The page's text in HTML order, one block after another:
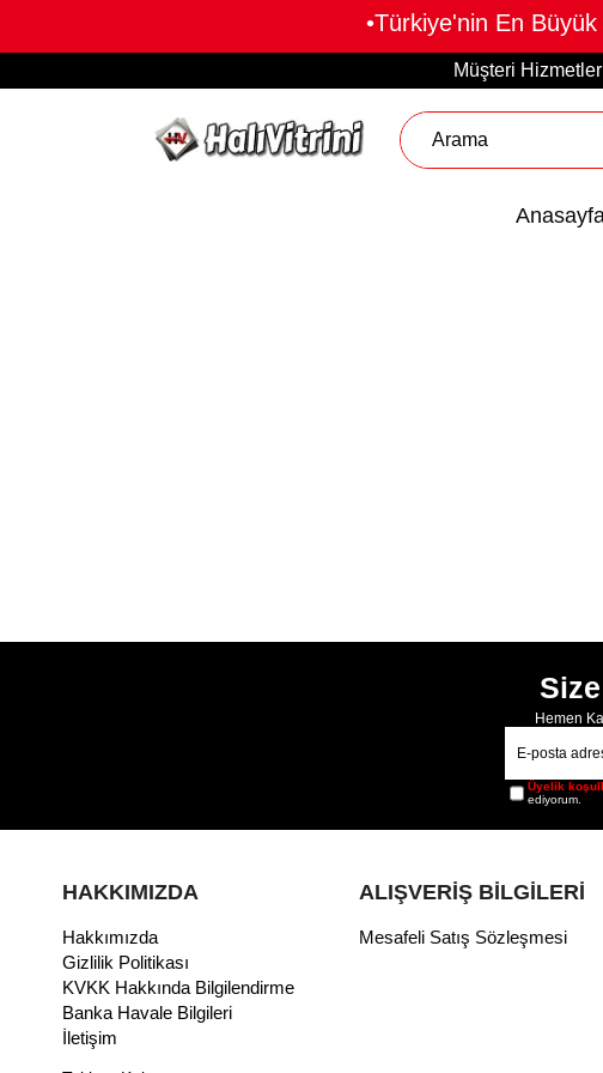
•Türkiye'nin En
Müşteri
Hemen
Üyelik
ediyorum.
HAKKIMIZDA
Hakkımızda
Gizlilik Politikası
KVKK Hakkında Bilgilendirme
Banka Havale Bilgileri
İletişim
ALIŞVERİŞ BİLGİLERİ
Mesafeli Satış Sözleşmesi